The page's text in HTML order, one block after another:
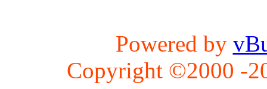
Powered by
Copyright ©2000 -